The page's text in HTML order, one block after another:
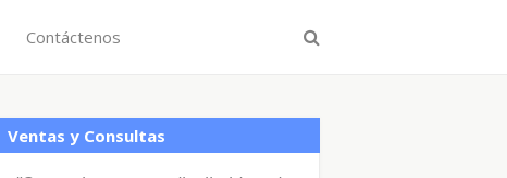
Contáctenos
Ventas y Consultas